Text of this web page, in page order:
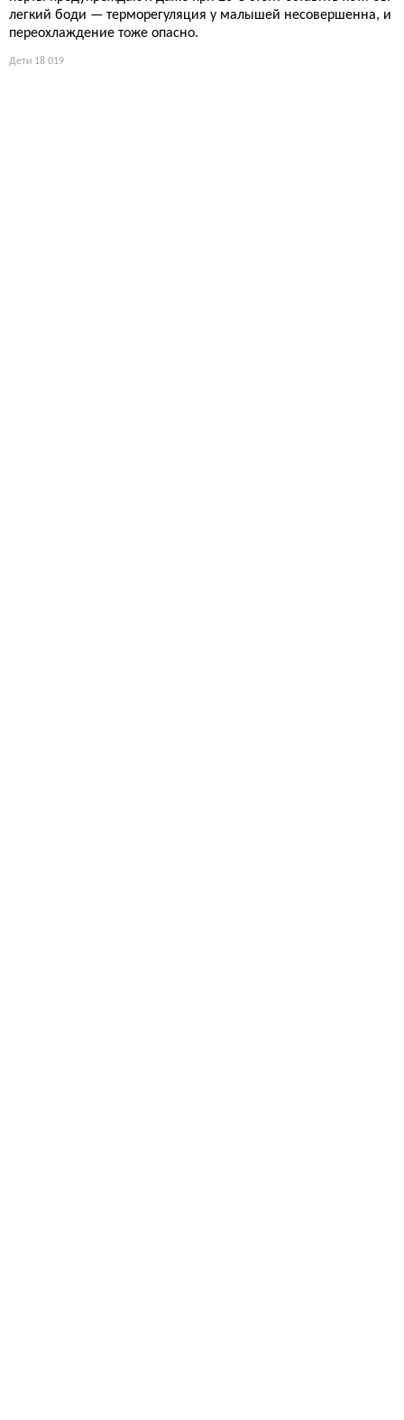
легкий боди — терморегуляция у малышей несовершенна, и
переохлаждение тоже опасно.
Дети 18 019